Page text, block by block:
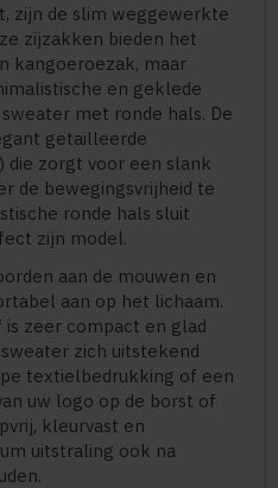
zijn de slim weggewerkte
zijzakken bieden het
kangoeroezak, maar
en geklede
met ronde hals. De
getailleerde
die zorgt voor een slank
de bewegingsvrijheid te
ronde hals sluit
zijn model.
aan de mouwen en
aan op het lichaam.
is zeer compact en glad
zich uitstekend
textielbedrukking of een
uw logo op de borst of
kleurvast en
uitstraling ook na